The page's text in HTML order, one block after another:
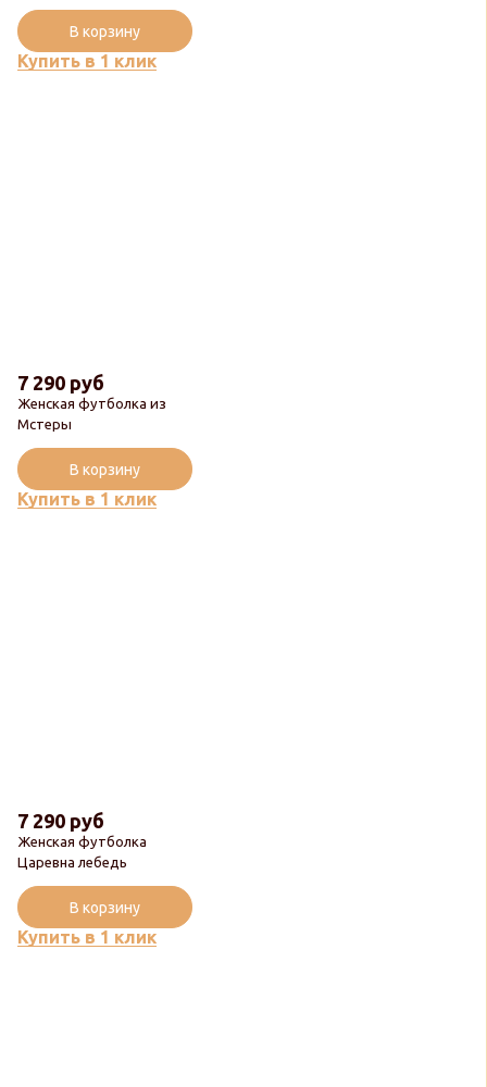
Купить в 1 клик
В корзину
Женская футболка из
Мстеры
7 290 руб
Купить в 1 клик
В корзину
Женская футболка
Царевна лебедь
7 290 руб
Купить в 1 клик
В корзину